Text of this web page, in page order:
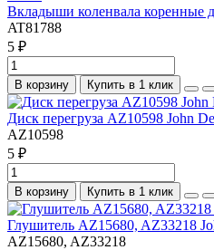
Вкладыши коленвала коренные
AT81788
5 ₽
В корзину Купить в 1 клик
Диск перегруза AZ10598 John
AZ10598
5 ₽
В корзину Купить в 1 клик
Глушитель AZ15680, AZ33218
AZ15680, AZ33218